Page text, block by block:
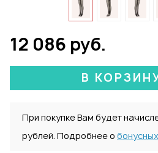
12 086 руб.
В
При покупке Вам будет
рублей. Подробнее о